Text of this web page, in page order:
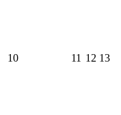
10 11 12 13